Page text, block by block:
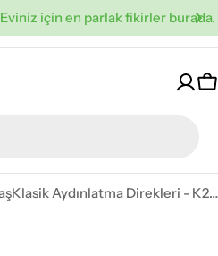
Eviniz için en parlak fikirler burada.
KartaşKlasik Aydınlatma Direkleri - K2021